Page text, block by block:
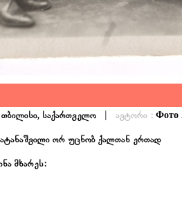
თბილისი, საქართველო | ავტორი : Фото
ორ უცნობ ქალთან ერთად
მხარეს: